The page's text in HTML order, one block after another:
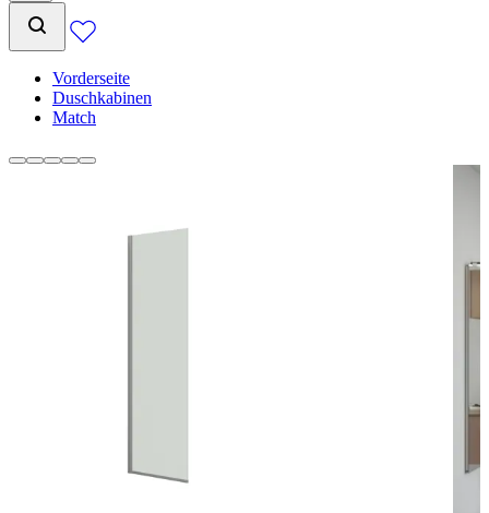
Vorderseite
Duschkabinen
Match